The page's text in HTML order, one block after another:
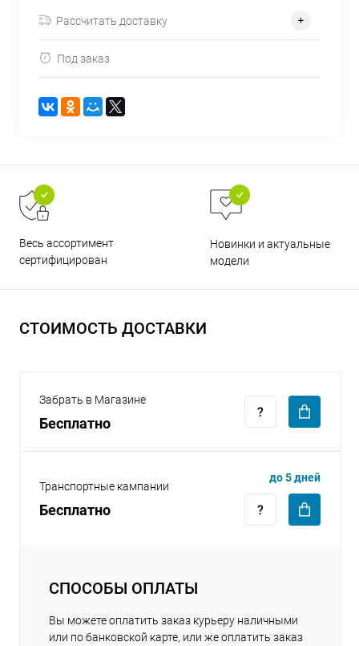
Рассчитать доставку
Под заказ
Весь ассортимент
сертифицирован
Новинки и актуальные
модели
СТОИМОСТЬ ДОСТАВКИ
Забрать в Магазине
Бесплатно
Транспортные кампании
Бесплатно
до 5 дней
СПОСОБЫ ОПЛАТЫ
Вы можете оплатить заказ курьеру наличными
или по банковской карте, или же оплатить заказ